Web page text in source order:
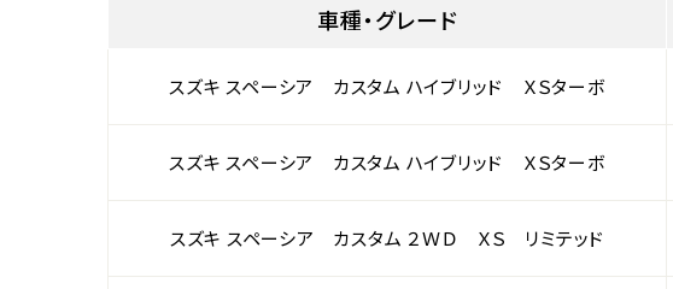
車種・グレード
スズキ スペーシア カスタム ハイブリッド ＸＳターボ
スズキ スペーシア カスタム ハイブリッド ＸＳターボ
スズキ スペーシア カスタム ２ＷＤ ＸＳ リミテッド